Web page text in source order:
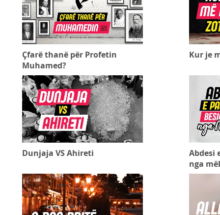
Çfarë thanë për Profetin
Muhamed?
Kur je
Dunjaja VS Ahireti
Abdesi
nga